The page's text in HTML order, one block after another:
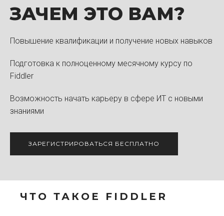
ЗАЧЕМ ЭТО ВАМ?
Повышение квалификации и получение новых навыков
Подготовка к полноценному месячному курсу по
Fiddler
Возможность начать карьеру в сфере ИТ с новыми
знаниями
ЗАРЕГИСТРИРОВАТЬСЯ БЕСПЛАТНО
ЧТО ТАКОЕ FIDDLER